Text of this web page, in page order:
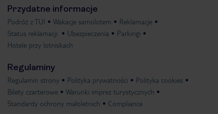
Przydatne informacje
Podróż z TUI Wakacje samolotem
Reklamacje
Status reklamacji
Ubezpieczenia
Parkingi
Hotele przy lotniskach
Regulaminy
Regulamin strony Polityka prywatności
Polityka cookies
Bilety czarterowe
Warunki imprez turystycznych
Standardy ochrony małoletnich
Compliance